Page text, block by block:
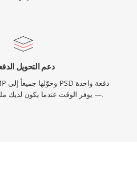
دعم التحويل
— يوفر الوقت عندما يكون لديك ملفات كثيرة للمعالجة.